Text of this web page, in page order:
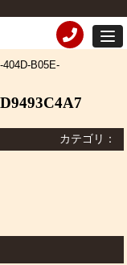
404D-B05E-
カテゴリ：